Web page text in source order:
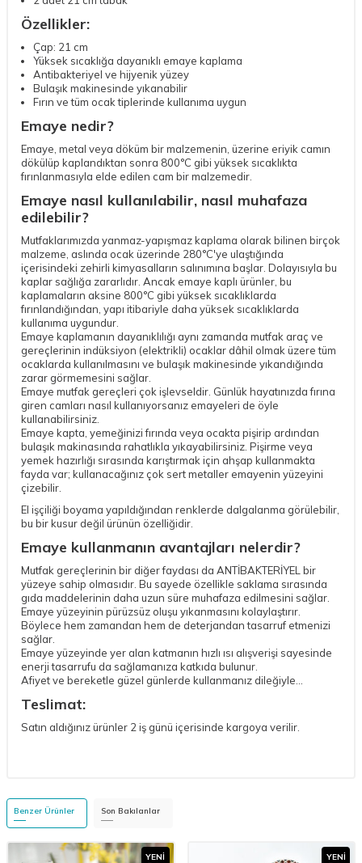
Özellikler:
Çap: 21 cm
Yüksek sıcaklığa dayanıklı emaye kaplama
Antibakteriyel ve hijyenik yüzey
Bulaşık makinesinde yıkanabilir
Fırın ve tüm ocak tiplerinde kullanıma uygun
Emaye nedir?
Emaye, metal veya döküm bir malzemenin, üzerine eriyik camın
dökülüp kaplandıktan sonra 800°C gibi yüksek sıcaklıkta
fırınlanmasıyla elde edilen cam bir malzemedir.
Emaye nasıl kullanılabilir, nasıl muhafaza
edilebilir?
Mutfaklarımızda yanmaz-yapışmaz kaplama olarak bilinen birçok
malzeme, aslında ocak üzerinde 280°C'ye ulaştığında
içerisindeki zehirli kimyasalların salınımına başlar. Dolayısıyla bu
kaplar sağlığa zararlıdır. Ancak emaye kaplı ürünler, bu
kaplamaların aksine 800°C gibi yüksek sıcaklıklarda
fırınlandığından, yapı itibariyle daha yüksek sıcaklıklarda
kullanıma uygundur.
Emaye kaplamanın dayanıklılığı aynı zamanda mutfak araç ve
gereçlerinin indüksiyon (elektrikli) ocaklar dâhil olmak üzere tüm
ocaklarda kullanılmasını ve bulaşık makinesinde yıkandığında
zarar görmemesini sağlar.
Emaye mutfak gereçleri çok işlevseldir. Günlük hayatınızda fırına
giren camları nasıl kullanıyorsanız emayeleri de öyle
kullanabilirsiniz.
Emaye kapta, yemeğinizi fırında veya ocakta pişirip ardından
bulaşık makinasında rahatlıkla yıkayabilirsiniz. Pişirme veya
yemek hazırlığı sırasında karıştırmak için ahşap kullanmakta
fayda var; kullanacağınız çok sert metaller emayenin yüzeyini
çizebilir.
El işçiliği boyama yapıldığından renklerde dalgalanma görülebilir,
bu bir kusur değil ürünün özelliğidir.
Emaye kullanmanın avantajları nelerdir?
Mutfak gereçlerinin bir diğer faydası da ANTİBAKTERİYEL bir
yüzeye sahip olmasıdır. Bu sayede özellikle saklama sırasında
gıda maddelerinin daha uzun süre muhafaza edilmesini sağlar.
Emaye yüzeyinin pürüzsüz oluşu yıkanmasını kolaylaştırır.
Böylece hem zamandan hem de deterjandan tasarruf etmenizi
sağlar.
Emaye yüzeyinde yer alan katmanın hızlı ısı alışverişi sayesinde
enerji tasarrufu da sağlamanıza katkıda bulunur.
Afiyet ve bereketle güzel günlerde kullanmanız dileğiyle...
Teslimat:
Satın aldığınız ürünler 2 iş günü içerisinde kargoya verilir.
Benzer Ürünler Son Bakılanlar
YENI YENI